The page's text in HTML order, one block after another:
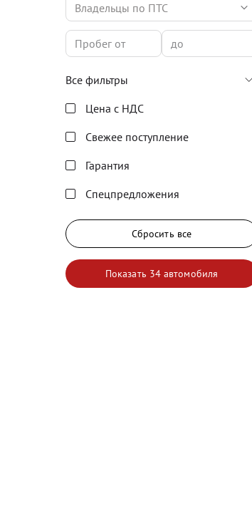
Владельцы по ПТС
Все фильтры
Цена с НДС
Свежее поступление
Гарантия
Спецпредложения
Сбросить все
Показать 34 автомобиля